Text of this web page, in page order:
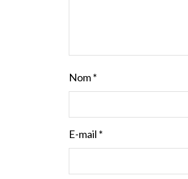
Nom*
E-mail *